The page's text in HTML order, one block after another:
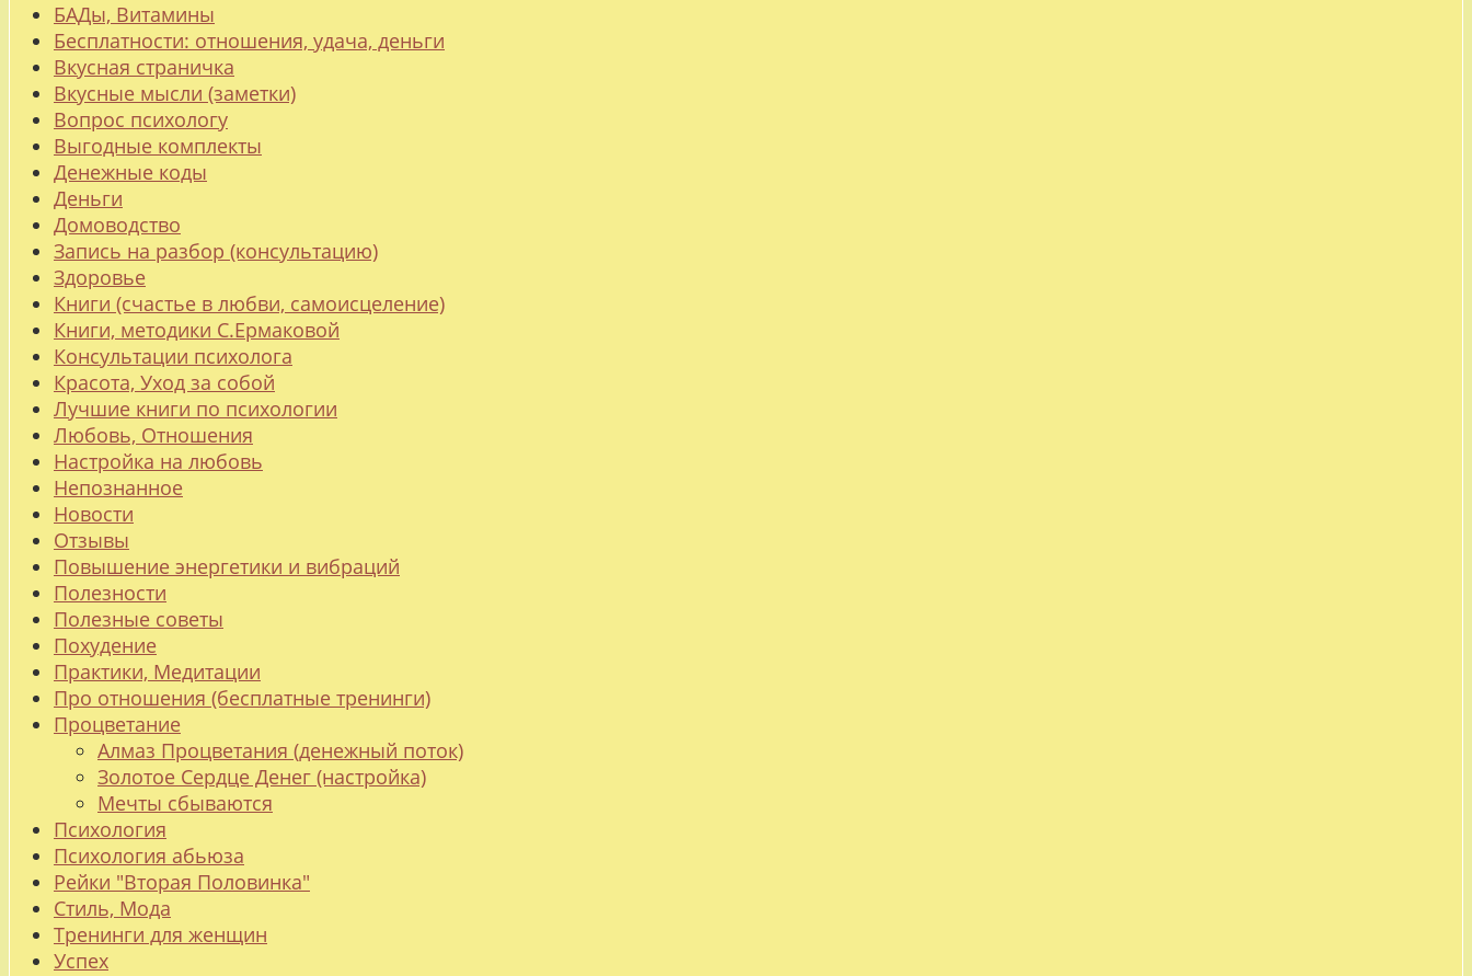
БАДы, Витамины
Бесплатности: отношения, удача, деньги
Вкусная страничка
Вкусные мысли (заметки)
Вопрос психологу
Выгодные комплекты
Денежные коды
Деньги
Домоводство
Запись на разбор (консультацию)
Здоровье
Книги (счастье в любви, самоисцеление)
Книги, методики С.Ермаковой
Консультации психолога
Красота, Уход за собой
Лучшие книги по психологии
Любовь, Отношения
Настройка на любовь
Непознанное
Новости
Отзывы
Повышение энергетики и вибраций
Полезности
Полезные советы
Похудение
Практики, Медитации
Про отношения (бесплатные тренинги)
Процветание
Алмаз Процветания (денежный поток)
Золотое Сердце Денег (настройка)
Мечты сбываются
Психология
Психология абьюза
Рейки "Вторая Половинка"
Стиль, Мода
Тренинги для женщин
Успех